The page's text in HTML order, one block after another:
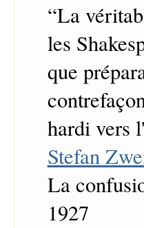
“La
les
que
hardi vers
Stefan
La
1927